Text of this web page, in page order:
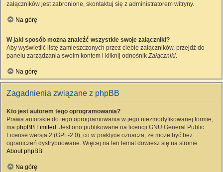
załączników jest zabronione, skontaktuj się z administratorem witryny.
Na górę
W jaki sposób można znaleźć wszystkie swoje załączniki?
Aby wyświetlić listę zamieszczonych przez ciebie załączników, przejdź do
panelu zarządzania swoim kontem i kliknij odnośnikZałączniki.
Na górę
Zagadnienia związane z phpBB
Kto jest autorem tego oprogramowania?
Prawa autorskie do tego oprogramowania w jego niezmodyfikowanej formie,
ma phpBB Limited . Jest ono publikowane na licencji GNU General Public
License wersja 2 (GPL-2.0), co w praktyce oznacza, że może być bez
ograniczeń dystrybuowane. Więcej na ten temat dowiesz się na stronie
About phpBB.
Na górę